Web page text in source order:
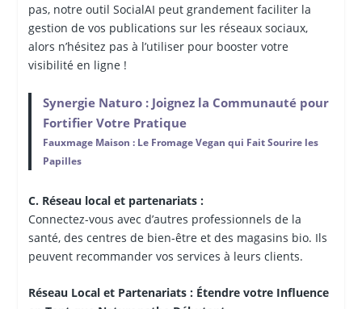
pas, notre outil SocialAI peut grandement faciliter la
gestion de vos publications sur les réseaux sociaux,
alors n’hésitez pas à l’utiliser pour booster votre
visibilité en ligne !
Synergie Naturo : Joignez la Communauté pour
Fortifier Votre Pratique
Fauxmage Maison : Le Fromage Vegan qui Fait Sourire les
Papilles
C. Réseau local et partenariats :
Connectez-vous avec d’autres professionnels de la
santé, des centres de bien-être et des magasins bio. Ils
peuvent recommander vos services à leurs clients.
Réseau Local et Partenariats : Étendre votre Influence